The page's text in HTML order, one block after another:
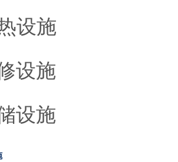
设施
设施
设施